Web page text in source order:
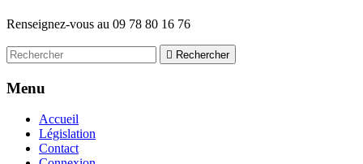
Renseignez-vous au 09 78 80 16 76
 Rechercher
Menu
Accueil
Législation
Contact